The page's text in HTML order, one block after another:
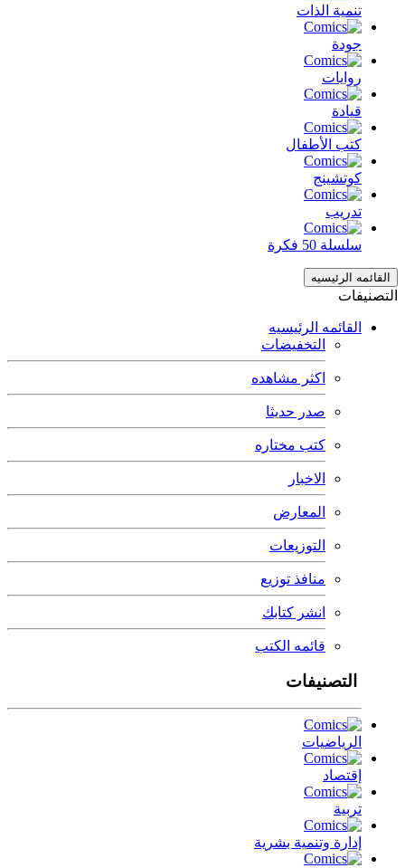
تنمية الذات
جودة
روايات
قيادة
كتب الأطفال
كوتشينج
تدريب
سلسلة 50 فكرة
القائمه الرئيسيه
التصنيفات
القائمه الرئيسيه
التخفيضات
اكثر مشاهده
صدر حديثا
كتب مختاره
الاخبار
المعارض
التوزيعات
منافذ توزيع
انشر كتابك
قائمه الكتب
التصنيفات
الرياضيات
إقتصاد
تربية
إدارة وتنمية بشرية